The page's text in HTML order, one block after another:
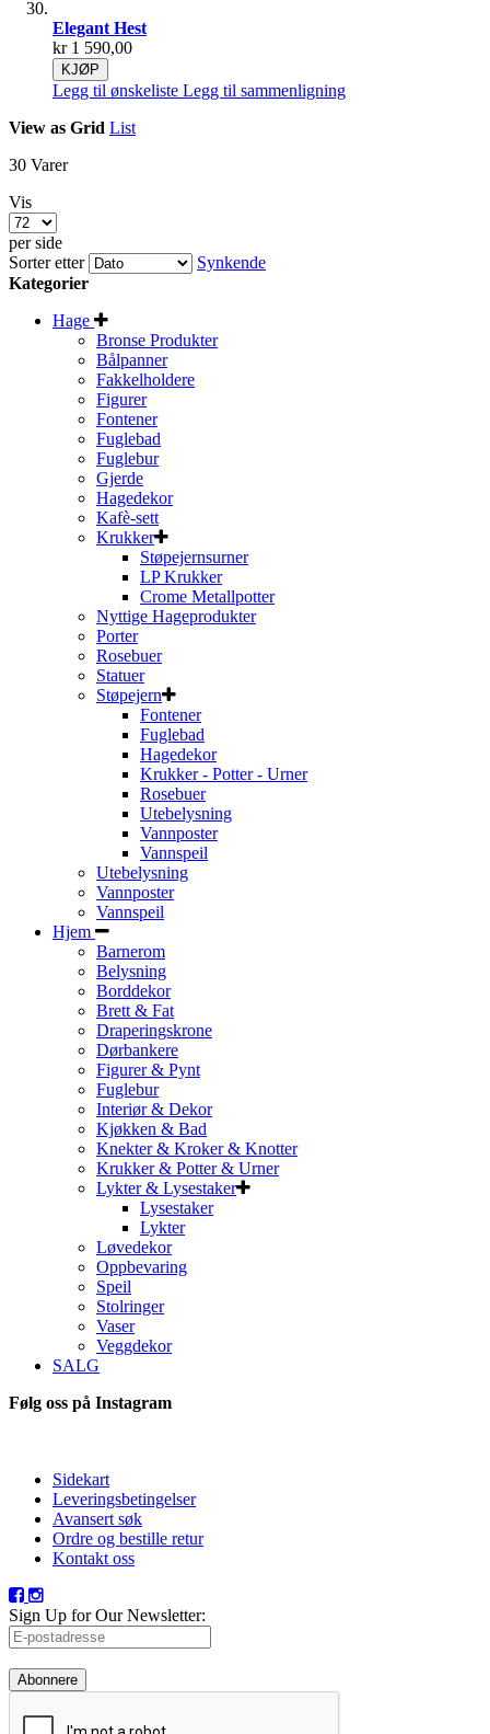
Elegant Hest
kr 1 590,00
KJØP
Legg til ønskeliste Legg til sammenligning
View as Grid List
30 Varer
Vis
per side
Sorter etter
Synkende
Kategorier
Hage
Bronse Produkter
Bålpanner
Fakkelholdere
Figurer
Fontener
Fuglebad
Fuglebur
Gjerde
Hagedekor
Kafè-sett
Krukker
Støpejernsurner
LP Krukker
Crome Metallpotter
Nyttige Hageprodukter
Porter
Rosebuer
Statuer
Støpejern
Fontener
Fuglebad
Hagedekor
Krukker - Potter - Urner
Rosebuer
Utebelysning
Vannposter
Vannspeil
Utebelysning
Vannposter
Vannspeil
Hjem
Barnerom
Belysning
Borddekor
Brett & Fat
Draperingskrone
Dørbankere
Figurer & Pynt
Fuglebur
Interiør & Dekor
Kjøkken & Bad
Knekter & Kroker & Knotter
Krukker & Potter & Urner
Lykter & Lysestaker
Lysestaker
Lykter
Løvedekor
Oppbevaring
Speil
Stolringer
Vaser
Veggdekor
SALG
Følg oss på Instagram
Sidekart
Leveringsbetingelser
Avansert søk
Ordre og bestille retur
Kontakt oss
Sign Up for Our Newsletter:
Abonnere